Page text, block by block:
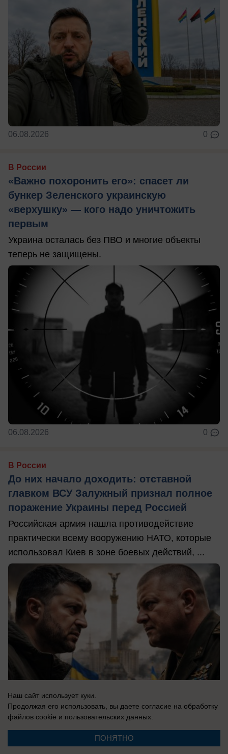
06.08.2026 0
В России
«Важно похоронить его»: спасет ли
бункер Зеленского украинскую
«верхушку» — кого надо уничтожить
первым
Украина осталась без ПВО и многие объекты
теперь не защищены.
06.08.2026 0
В России
До них начало доходить: отставной
главком ВСУ Залужный признал полное
поражение Украины перед Россией
Российская армия нашла противодействие
практически всему вооружению НАТО, которые
использовал Киев в зоне боевых действий, ...
06.08.2026 0
Наш сайт использует куки.
Продолжая его использовать, вы даете согласие на обработку
файлов cookie и пользовательских данных.
ПОНЯТНО